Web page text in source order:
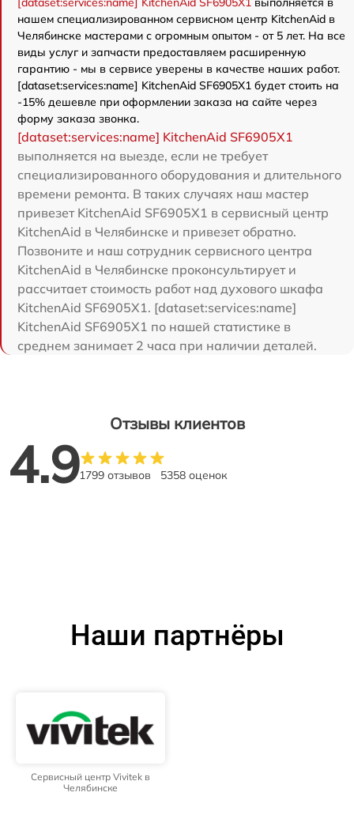
нашем специализированном сервисном центр KitchenAid в
Челябинске мастерами с огромным опытом - от 5 лет. На все
виды услуг и запчасти предоставляем расширенную
гарантию - мы в сервисе уверены в качестве наших работ.
[dataset:services:name] KitchenAid SF6905X1 будет стоить на
-15% дешевле при оформлении заказа на сайте через
форму заказа звонка.
[dataset:services:name] KitchenAid SF6905X1
выполняется на выезде, если не требует
специализированного оборудования и длительного
времени ремонта. В таких случаях наш мастер
привезет KitchenAid SF6905X1 в сервисный центр
KitchenAid в Челябинске и привезет обратно.
Позвоните и наш сотрудник сервисного центра
KitchenAid в Челябинске проконсультирует и
рассчитает стоимость работ над духового шкафа
KitchenAid SF6905X1. [dataset:services:name]
KitchenAid SF6905X1 по нашей статистике в
среднем занимает 2 часа при наличии деталей.
Отзывы клиентов
4.91799 отзывов 5358 оценок
Наши партнёры
Сервисный центр Vivitek в
Челябинске